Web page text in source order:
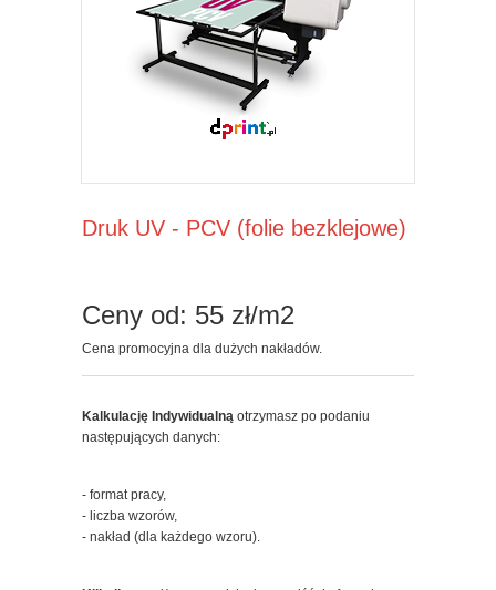
Druk UV - PCV (folie bezklejowe)
Ceny od: 55 zł/m2
Cena promocyjna dla dużych nakładów.
Kalkulację Indywidualną otrzymasz po podaniu
następujących danych:
- format pracy,
- liczba wzorów,
- nakład (dla każdego wzoru).